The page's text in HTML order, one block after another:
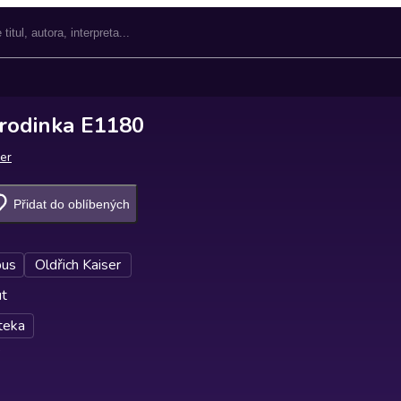
E1180
Přidat do oblíbených
Oldřich Kaiser